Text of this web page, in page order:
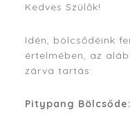
Kedves Szülők!
Idén, bölcsődéink
értelmében, az
zárva tartás:
Pitypang